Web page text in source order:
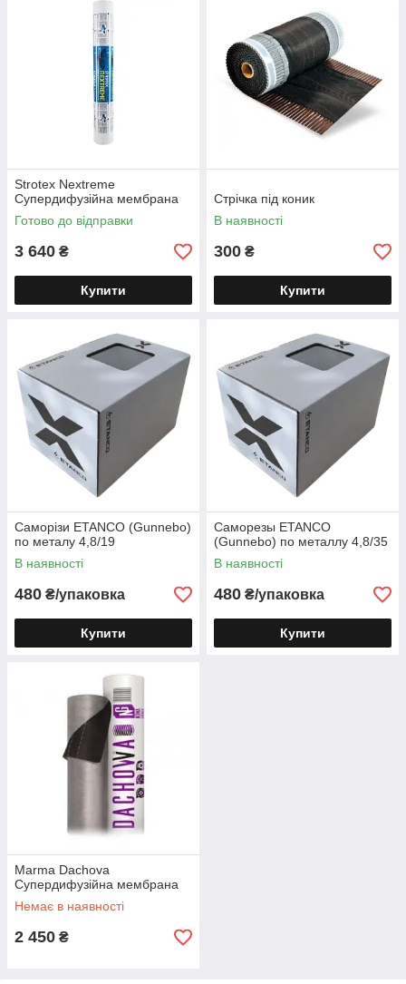
Strotex Nextreme
Супердифузійна мембрана
Готово до відправки
3 640 ₴
Купити
Стрічка під коник
В наявності
300 ₴
Купити
Саморізи ETANCO (Gunnebo)
по металу 4,8/19
В наявності
480 ₴/упаковка
Купити
Саморезы ETANCO
(Gunnebo) по металлу 4,8/35
В наявності
480 ₴/упаковка
Купити
Marma Dachova
Супердифузійна мембрана
Немає в наявності
2 450 ₴